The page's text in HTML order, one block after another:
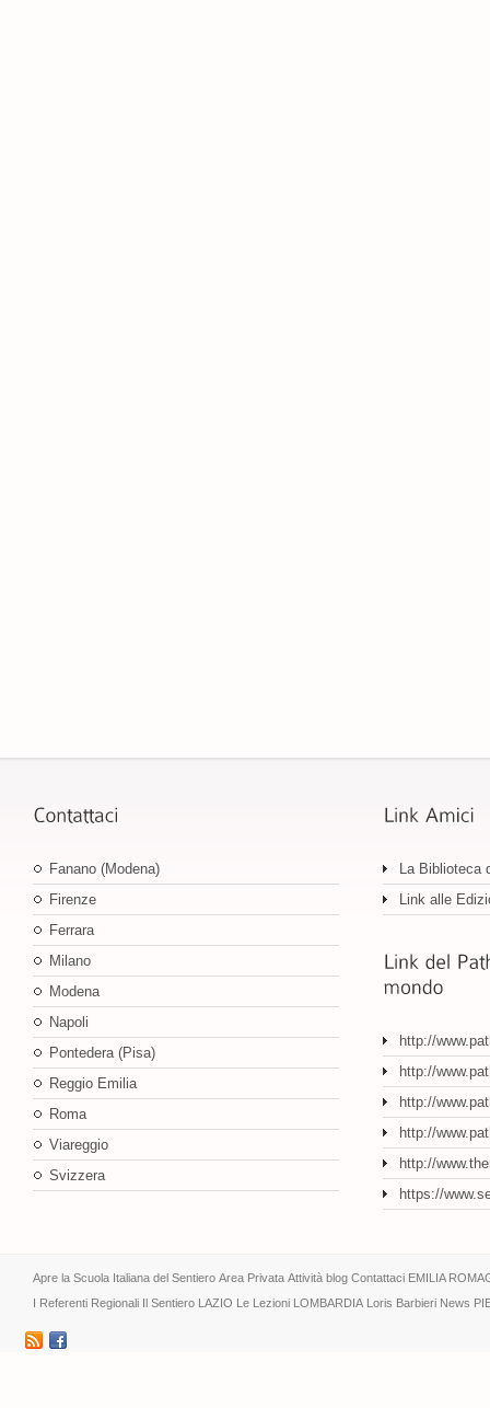
Fanano (Modena)
Firenze
Ferrara
Milano
Modena
Napoli
Pontedera (Pisa)
Reggio Emilia
Roma
Viareggio
Svizzera
La Biblioteca
Link alle
http://
http://
http://
http://
http://
https://
Apre la Scuola Italiana del Sentiero Area Privata Attività blog Contattaci EMILIA
I Referenti Regionali Il Sentiero LAZIO Le Lezioni LOMBARDIA Loris Barbieri News